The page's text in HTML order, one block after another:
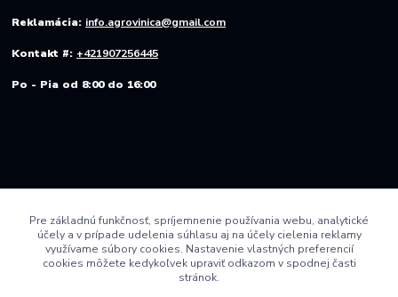
Reklamácia: info.agrovinica@gmail.com
Kontakt #: +421907256445
Po - Pia od 8:00 do 16:00
Pre základnú funkčnosť, spríjemnenie používania webu, analytické
účely a v prípade udelenia súhlasu aj na účely cielenia reklamy
využívame súbory cookies. Nastavenie vlastných preferencií
cookies môžete kedykoľvek upraviť odkazom v spodnej časti
stránok.